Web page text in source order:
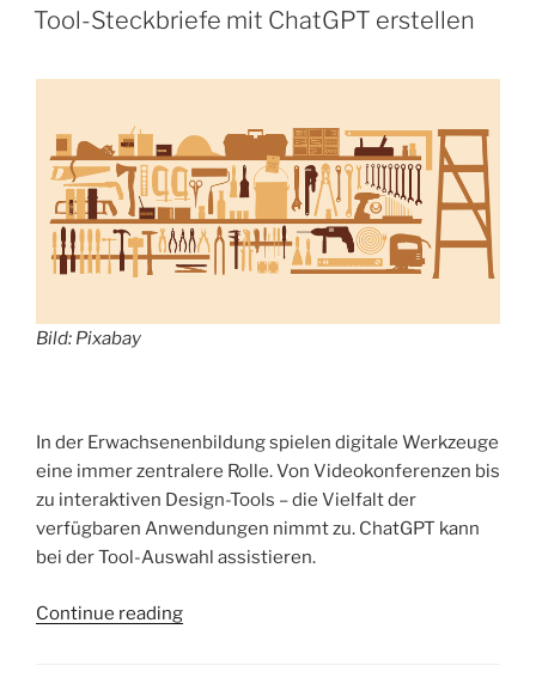
Bildung
2032“
ON
Tool-Steckbriefe mit ChatGPT erstellen
Bild: Pixabay
In der Erwachsenenbildung spielen digitale Werkzeuge
eine immer zentralere Rolle. Von Videokonferenzen bis
zu interaktiven Design-Tools – die Vielfalt der
verfügbaren Anwendungen nimmt zu. ChatGPT kann
bei der Tool-Auswahl assistieren.
Continue reading„Tool-